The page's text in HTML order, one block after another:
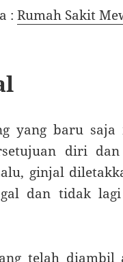
:Rumah Sakit
yang baru
diri dan
ginjal
dan tidak
telah diambil